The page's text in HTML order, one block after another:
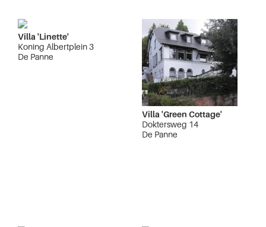
Villa 'Linette'
Koning Albertplein 3
De Panne
Villa 'Green Cottage'
Doktersweg 14
De Panne